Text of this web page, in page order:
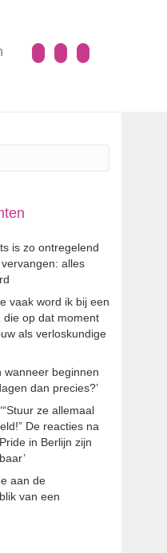
is zo ontregelend
alles
vaak word ik bij een
op dat moment
als verloskundige
wanneer beginnen
dan precies?’
ze allemaal
De reacties na
in Berlijn zijn
aan de
van een